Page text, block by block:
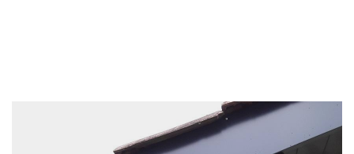
par ses clients dans la ville de Cernay Les Reims et dans
le 51420, il intervient aussi bien sur des immeubles